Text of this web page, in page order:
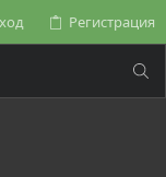
Регистрация